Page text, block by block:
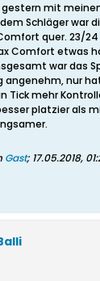
gestern mit
Schläger war
quer. 23/
Comfort etwas
war das
angenehm, nur
Tick mehr
platzier als
Gast; 17.05.2018,